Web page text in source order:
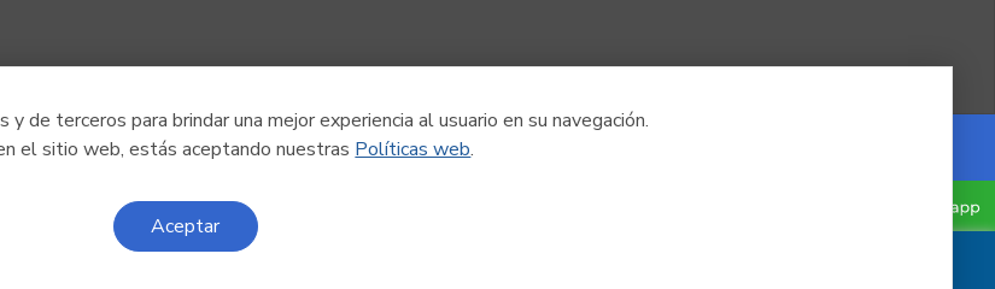
y de terceros para brindar una mejor experiencia al usuario en su navegación.
el sitio web, estás aceptando nuestras Políticas web.
Aceptar
Powered by Nexura